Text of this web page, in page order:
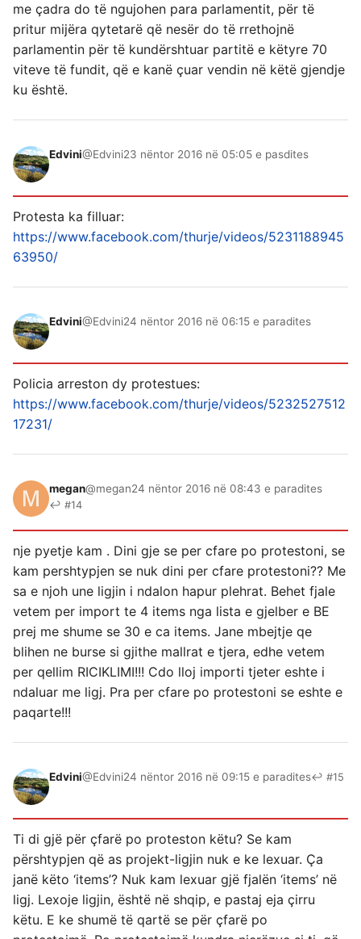
me çadra do të ngujohen para parlamentit, për të
pritur mijëra qytetarë që nesër do të rrethojnë
parlamentin për të kundërshtuar partitë e këtyre 70
viteve të fundit, që e kanë çuar vendin në këtë gjendje
ku është.
Edvini@Edvini23 nëntor 2016 në 05:05 e pasdites
Protesta ka filluar:
https://www.facebook.com/thurje/videos/5231188945
63950/
Edvini@Edvini24 nëntor 2016 në 06:15 e paradites
Policia arreston dy protestues:
https://www.facebook.com/thurje/videos/5232527512
17231/
megan@megan24 nëntor 2016 në 08:43 e paradites
↩ #14
nje pyetje kam . Dini gje se per cfare po protestoni, se
kam pershtypjen se nuk dini per cfare protestoni?? Me
sa e njoh une ligjin i ndalon hapur plehrat. Behet fjale
vetem per import te 4 items nga lista e gjelber e BE
prej me shume se 30 e ca items. Jane mbejtje qe
blihen ne burse si gjithe mallrat e tjera, edhe vetem
per qellim RICIKLIMI!!! Cdo lloj importi tjeter eshte i
ndaluar me ligj. Pra per cfare po protestoni se eshte e
paqarte!!!
Edvini@Edvini24 nëntor 2016 në 09:15 e paradites↩ #15
Ti di gjë për çfarë po proteston këtu? Se kam
përshtypjen që as projekt-ligjin nuk e ke lexuar. Ça
janë këto ‘items’? Nuk kam lexuar gjë fjalën ‘items’ në
ligj. Lexoje ligjin, është në shqip, e pastaj eja çirru
këtu. E ke shumë të qartë se për çfarë po